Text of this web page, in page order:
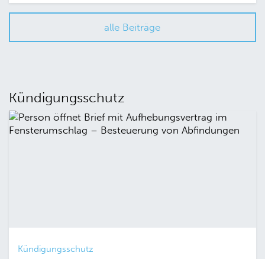
alle Beiträge
Kündigungsschutz
Kündigungsschutz